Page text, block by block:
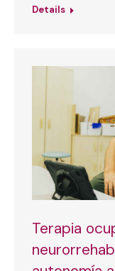
Details
Terapia